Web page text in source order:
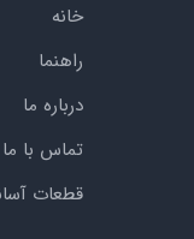
خانه
راهنما
درباره ما
تماس با ما
قطعات